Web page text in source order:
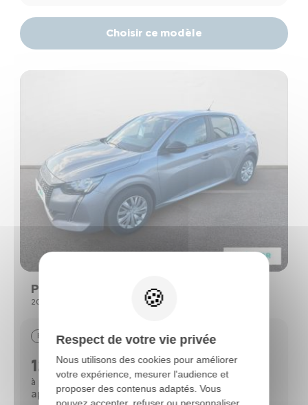
Choisir ce modèle
Peugeot 208
208 (2) PURETECH 75 S&S ACTIVE
Essence 29390 km 09/2022
12690 €
à partir de 112 € /mois*
après un 1er loyer de 3 818 €
Respect de votre vie privée
Nous utilisons des cookies pour améliorer
votre expérience, mesurer l'audience et
proposer des contenus adaptés. Vous